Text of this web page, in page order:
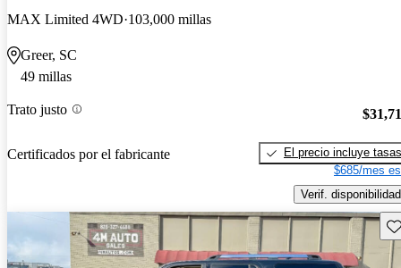
MAX Limited 4WD 103,000 millas
Greer, SC
49 millas
Trato justo
Certificados por el fabricante
El precio incluye tasas
$685/mes
Verif. disponibilidad